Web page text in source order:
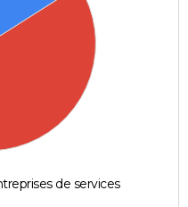
de services